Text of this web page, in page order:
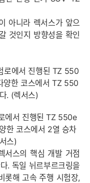
아니라 렉서스가 앞으
것인지 방향성을 확인
에서 진행된 TZ 550e
한 코스에서 2열 승차
스)
서스의 핵심 개발 거점
. 독일 뉘르부르크링을
롯해 고속 주행 시험장,